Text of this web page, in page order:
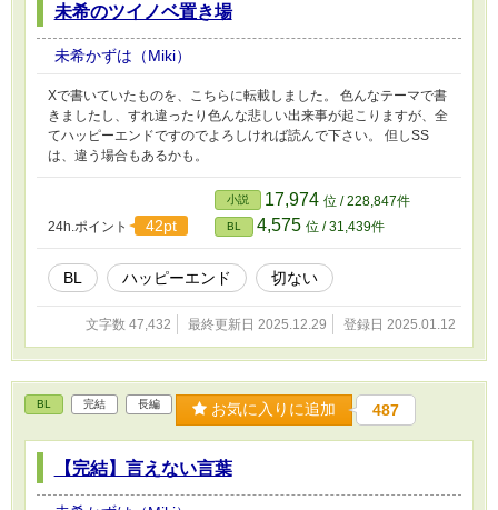
未希のツイノベ置き場
未希かずは（Miki）
Xで書いていたものを、こちらに転載しました。 色んなテーマで書
きましたし、すれ違ったり色んな悲しい出来事が起こりますが、全
てハッピーエンドですのでよろしければ読んで下さい。 但しSS
は、違う場合もあるかも。
24h.ポイント 42pt
小説 17,974 位 / 228,847件
BL 4,575 位 / 31,439件
BL ハッピーエンド 切ない
文字数 47,432 最終更新日 2025.12.29 登録日 2025.01.12
BL 完結 長編 お気に入りに追加 487
【完結】言えない言葉